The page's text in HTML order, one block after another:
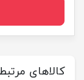
کالاهای مرتبط